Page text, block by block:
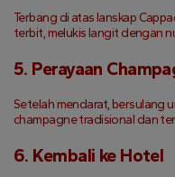
Terbang di atas lanskap
terbit, melukis langit dengan
5. Perayaan
Setelah mendarat, bersulang
champagne tradisional dan
6. Kembali ke Hotel